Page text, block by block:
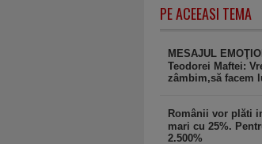
PE ACEEASI TEMA
MESAJUL
Teodorei Maftei:
zâmbim,să facem
Românii vor plăti
mari cu 25%.
2.500%